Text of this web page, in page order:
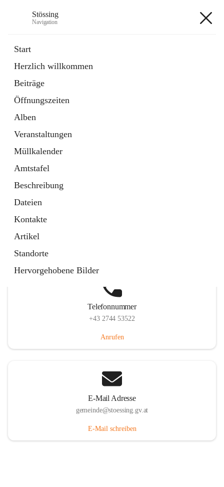
Stössing
Navigation
Start
Herzlich willkommen
Beiträge
Öffnungszeiten
Alben
Veranstaltungen
Müllkalender
Amtstafel
Beschreibung
Dateien
Kontakte
Artikel
Standorte
Hervorgehobene Bilder
Datei
in
Tab
Kindergarten
öffnet
in
neuem
Tab
Telefonnummer
+43 2744 53522
Anrufen
E-Mail Adresse
gemeinde@stoessing.gv.at
E-Mail schreiben